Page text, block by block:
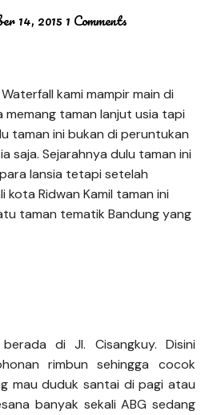
14, 2015 1 Comments
kami mampir main di
memang taman lanjut usia tapi
taman ini bukan di peruntukan
saja. Sejarahnya dulu taman ini
lansia tetapi setelah
kota Ridwan Kamil taman ini
taman tematik Bandung yang
di Jl. Cisangkuy. Disini
rimbun sehingga cocok
mau duduk santai di pagi atau
banyak sekali ABG sedang